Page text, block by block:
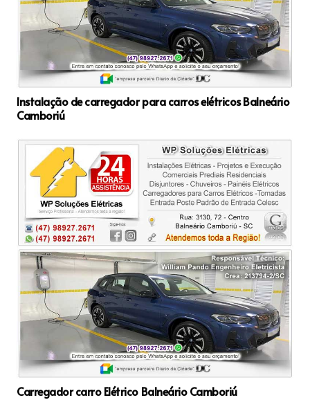
Instalação de carregador para carros elétricos Balneário
Camboriú
Carregador carro Elétrico Balneário Camboriú